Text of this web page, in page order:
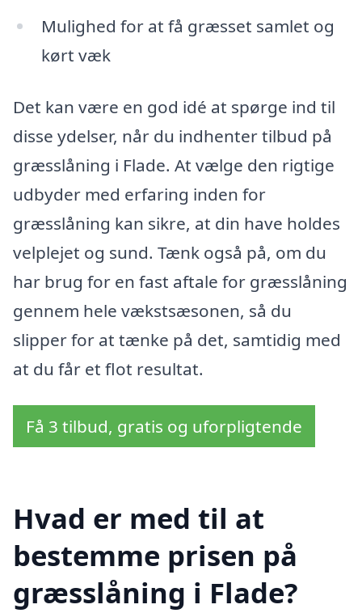
Mulighed for at få græsset samlet og
kørt væk
Det kan være en god idé at spørge ind til
disse ydelser, når du indhenter tilbud på
græsslåning i Flade. At vælge den rigtige
udbyder med erfaring inden for
græsslåning kan sikre, at din have holdes
velplejet og sund. Tænk også på, om du
har brug for en fast aftale for græsslåning
gennem hele vækstsæsonen, så du
slipper for at tænke på det, samtidig med
at du får et flot resultat.
Få 3 tilbud, gratis og uforpligtende
Hvad er med til at
bestemme prisen på
græsslåning i Flade?